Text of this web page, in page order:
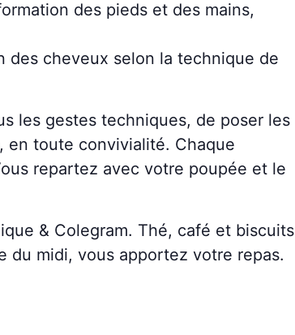
des pieds et des mains,
cheveux selon la technique de
les gestes techniques, de poser les
en toute convivialité. Chaque
repartez avec votre poupée et le
& Colegram. Thé, café et biscuits
du midi, vous apportez votre repas.